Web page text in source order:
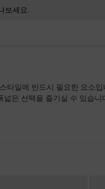
보세요.
요
타일에 반드시 필요한 요소
은 선택을 즐기실 수 있습니